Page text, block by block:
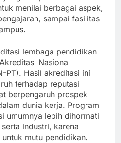
menilai berbagai aspek,
sampai fasilitas
lembaga pendidikan
Nasional
PT). Hasil akreditasi ini
terhadap reputasi
berpengaruh prospek
dunia kerja. Program
umumnya lebih dihormati
industri, karena
mutu pendidikan.